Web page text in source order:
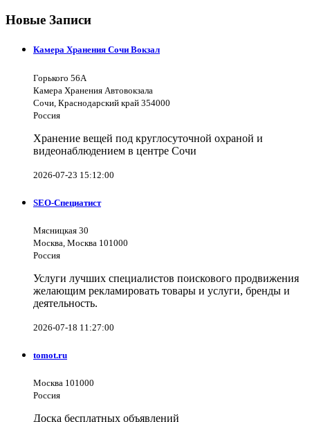
Новые Записи
Камера Хранения Сочи Вокзал
Горького 56А
Камера Хранения Автовокзала
Сочи, Краснодарский край 354000
Россия
Хранение вещей под круглосуточной охраной и
видеонаблюдением в центре Сочи
2026-07-23 15:12:00
SEO-Специатист
Мясницкая 30
Москва, Москва 101000
Россия
Услуги лучших специалистов поискового продвижения
желающим рекламировать товары и услуги, бренды и
деятельность.
2026-07-18 11:27:00
tomot.ru
Москва 101000
Россия
Доска бесплатных объявлений